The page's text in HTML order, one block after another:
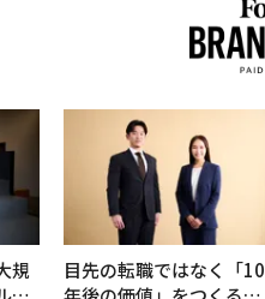
規
目先の転職ではなく「10